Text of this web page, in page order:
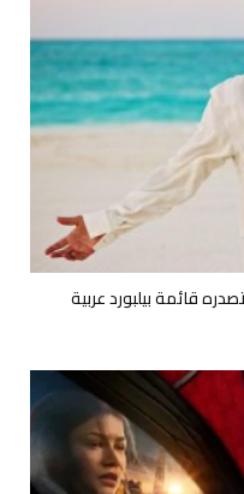
قائمة بيلبورد عربية